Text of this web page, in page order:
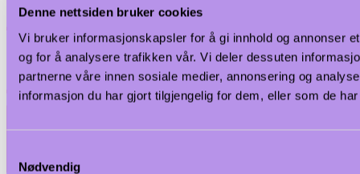
Denne nettsiden bruker cookies
Vi bruker informasjonskapsler for å gi innhold og annonser
og for å analysere trafikken vår. Vi deler dessuten
partnerne våre innen sosiale medier, annonsering og
informasjon du har gjort tilgjengelig for dem, eller som de
Nødvendig